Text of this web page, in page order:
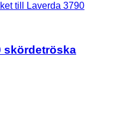
till Laverda 3790
skördetröska